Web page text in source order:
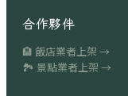
合作夥伴
🏨 飯店業者上架 →
🏞 景點業者上架 →